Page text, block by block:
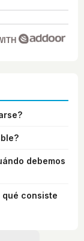
debemos
qué consiste